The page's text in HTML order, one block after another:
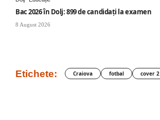
Bac 2026 în Dolj: 899 de candidați la examen
8 August 2026
Etichete: Craiova fotbal cover 2